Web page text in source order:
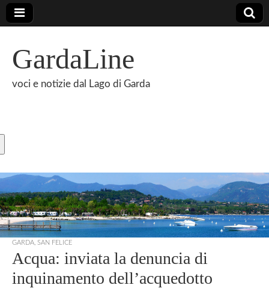
GardaLine
voci e notizie dal Lago di Garda
GARDA SAN FELICE
Acqua: inviata la denuncia di
inquinamento dell’acquedotto